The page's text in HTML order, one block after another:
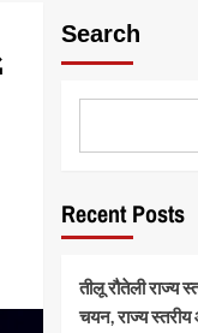
Search
Recent Posts
तीलू रौतेली राज्य
चयन, राज्य स्तरीय